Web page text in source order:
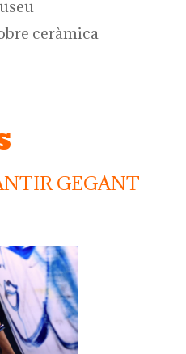
ceràmica
GEGANT